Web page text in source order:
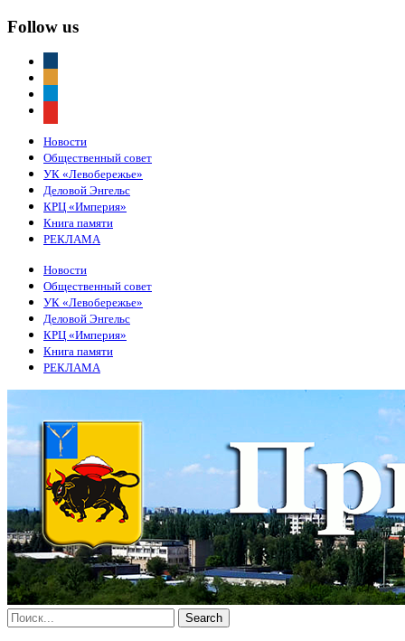
Follow us
Новости
Общественный совет
УК «Левобережье»
Деловой Энгельс
КРЦ «Империя»
Книга памяти
РЕКЛАМА
Новости
Общественный совет
УК «Левобережье»
Деловой Энгельс
КРЦ «Империя»
Книга памяти
РЕКЛАМА